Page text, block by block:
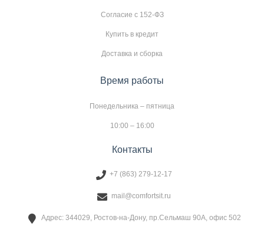
Согласие с 152-ФЗ
Купить в кредит
Доставка и сборка
Время работы
Понедельника – пятница
10:00 – 16:00
Контакты
+7 (863) 279-12-17
mail@comfortsit.ru
Адрес: 344029, Ростов-на-Дону, пр.Сельмаш 90А, офис 502